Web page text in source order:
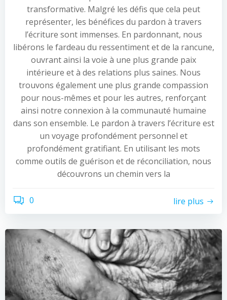
transformative. Malgré les défis que cela peut
représenter, les bénéfices du pardon à travers
l’écriture sont immenses. En pardonnant, nous
libérons le fardeau du ressentiment et de la rancune,
ouvrant ainsi la voie à une plus grande paix
intérieure et à des relations plus saines. Nous
trouvons également une plus grande compassion
pour nous-mêmes et pour les autres, renforçant
ainsi notre connexion à la communauté humaine
dans son ensemble. Le pardon à travers l’écriture est
un voyage profondément personnel et
profondément gratifiant. En utilisant les mots
comme outils de guérison et de réconciliation, nous
découvrons un chemin vers la
0 lire plus